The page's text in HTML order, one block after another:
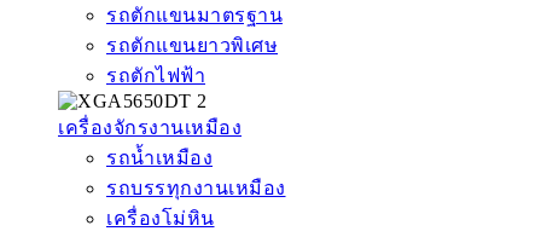
รถตักแขนมาตรฐาน
รถตักแขนยาวพิเศษ
รถตักไฟฟ้า
เครื่องจักรงานเหมือง
รถน้ำเหมือง
รถบรรทุกงานเหมือง
เครื่องโม่หิน